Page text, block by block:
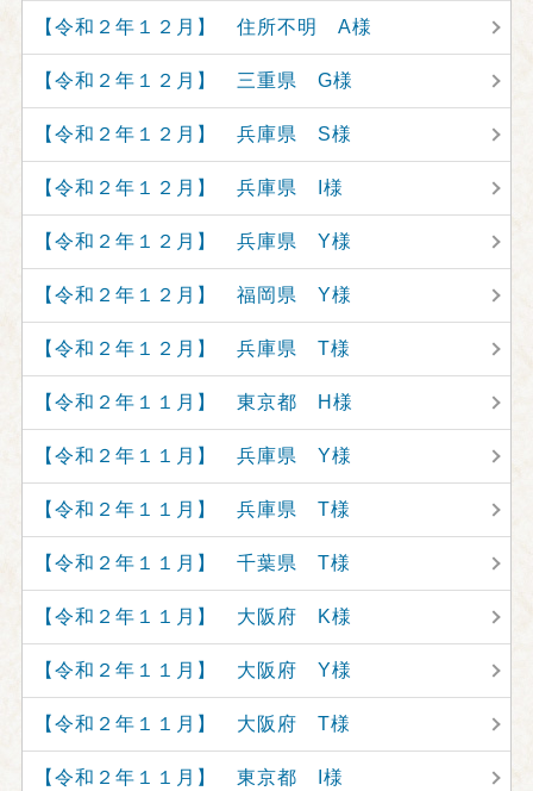
【令和２年１２月】 住所不明 A様
【令和２年１２月】 三重県 G様
【令和２年１２月】 兵庫県 S様
【令和２年１２月】 兵庫県 I様
【令和２年１２月】 兵庫県 Y様
【令和２年１２月】 福岡県 Y様
【令和２年１２月】 兵庫県 T様
【令和２年１１月】 東京都 H様
【令和２年１１月】 兵庫県 Y様
【令和２年１１月】 兵庫県 T様
【令和２年１１月】 千葉県 T様
【令和２年１１月】 大阪府 K様
【令和２年１１月】 大阪府 Y様
【令和２年１１月】 大阪府 T様
【令和２年１１月】 東京都 I様